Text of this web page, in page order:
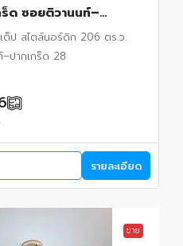
ร็ด ซอยติวานนท์–
อยู่และทำธุรกิจได้ในหลัง
ต็ป สไตล์นอร์ดิก 206 ตร.ว.
ปากเกร็ด 28
รายละเอียด
ขาย